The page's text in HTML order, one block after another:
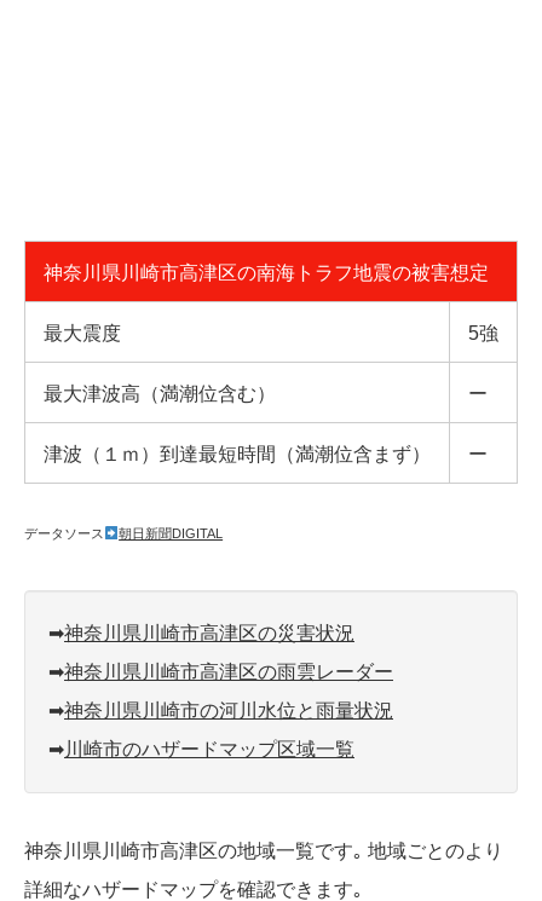
神奈川県川崎市高津区の南海トラフ地震の被害想定
最大震度 5強
最大津波高（満潮位含む） ー
津波（１ｍ）到達最短時間（満潮位含まず） ー
データソース 朝日新聞DIGITAL
➡︎神奈川県川崎市高津区の災害状況
➡︎神奈川県川崎市高津区の雨雲レーダー
➡︎神奈川県川崎市の河川水位と雨量状況
➡︎川崎市のハザードマップ区域一覧
神奈川県川崎市高津区の地域一覧です｡ 地域ごとのより
詳細なハザードマップを確認できます｡